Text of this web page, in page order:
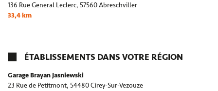
136 Rue General Leclerc, 57560 Abreschviller
33,4 km
ÉTABLISSEMENTS DANS VOTRE RÉGION
Garage Brayan Jasniewski
23 Rue de Petitmont, 54480 Cirey-Sur-Vezouze